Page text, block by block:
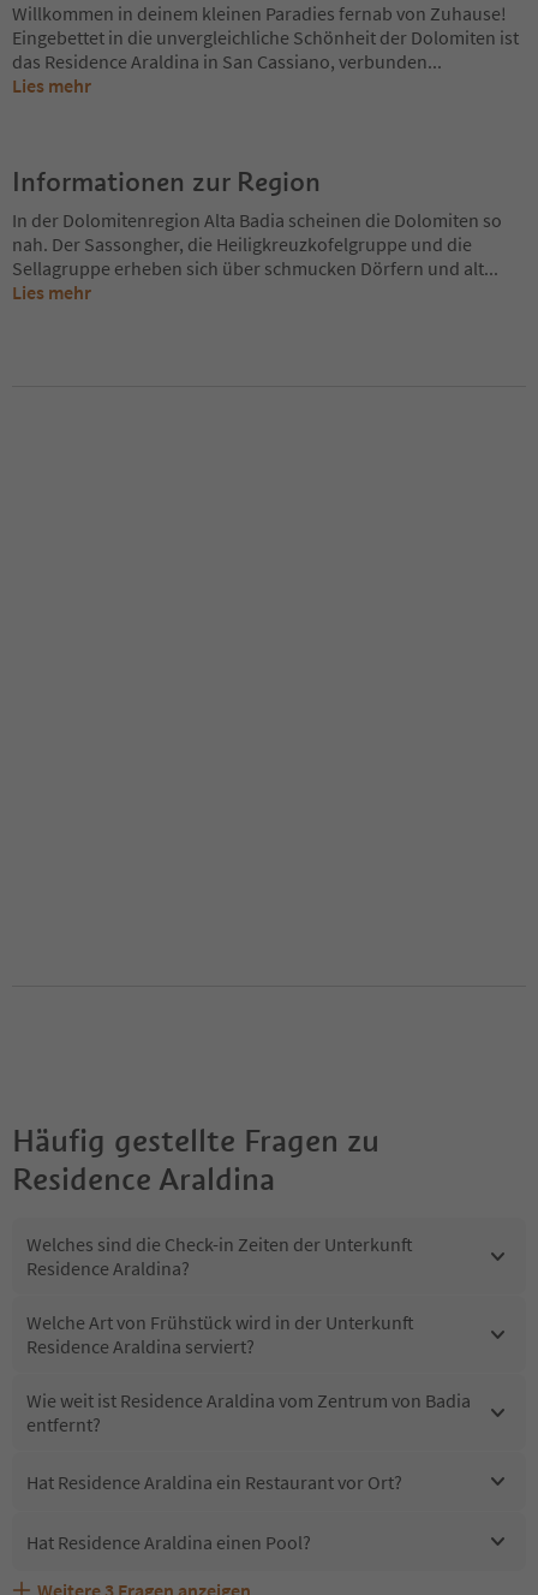
Willkommen in deinem kleinen Paradies fernab von Zuhause!
Eingebettet in die unvergleichliche Schönheit der Dolomiten ist
das Residence Araldina in San Cassiano, verbunden...
Lies mehr
Informationen zur Region
In der Dolomitenregion Alta Badia scheinen die Dolomiten so
nah. Der Sassongher, die Heiligkreuzkofelgruppe und die
Sellagruppe erheben sich über schmucken Dörfern und alt...
Lies mehr
Häufig gestellte Fragen zu
Residence Araldina
Welches sind die Check-in Zeiten der Unterkunft
Residence Araldina?
Welche Art von Frühstück wird in der Unterkunft
Residence Araldina serviert?
Wie weit ist Residence Araldina vom Zentrum von Badia
entfernt?
Hat Residence Araldina ein Restaurant vor Ort?
Hat Residence Araldina einen Pool?
Weitere 3 Fragen anzeigen